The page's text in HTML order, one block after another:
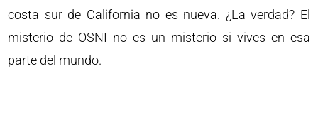
costa sur de California no es nueva. ¿La verdad? El
misterio de OSNI no es un misterio si vives en esa
parte del mundo.